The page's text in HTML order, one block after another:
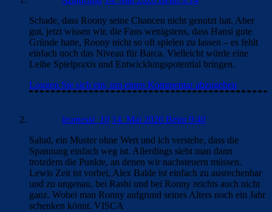
Schade, dass Roony seine Chancen nicht genutzt hat. Aber
gut, jetzt wissen wir, die Fans wenigstens, dass Hansi gute
Gründe hatte, Roony nicht so oft spielen zu lassen – es fehlt
einfach noch das Niveau für Barca. Vielleicht würde eine
Leihe Spielpraxis und Entwicklungspotential bringen.
Loggen Sie sich ein, um einen Kommentar abzugeben
leomessi_10 14. Mai 2026 Beim 9:40
Salud, ein Muster ohne Wert und ich verstehe, dass die
Spannung einfach weg ist. Allerdings sieht man dann
trotzdem die Punkte, an denen wir nachsteuern müssen.
Lewis Zeit ist vorbei, Alex Balde ist einfach zu ausrechenbar
und zu ungenau, bei Rashi und bei Ronny reichts auch nicht
ganz. Wobei man Ronny aufgrund seines Alters noch ein Jahr
schenken könnt. VISCA